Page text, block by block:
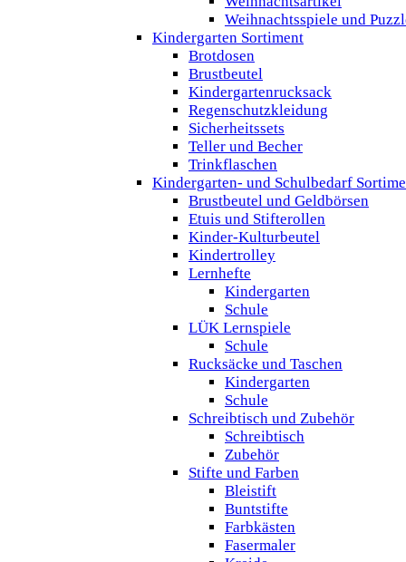
Weihnachtsspiele und
Kindergarten Sortiment
Brotdosen
Brustbeutel
Kindergartenrucksack
Regenschutzkleidung
Sicherheitssets
Teller und Becher
Trinkflaschen
Kindergarten- und Schulbedarf
Brustbeutel und Geldbörsen
Etuis und Stifterollen
Kinder-Kulturbeutel
Kindertrolley
Lernhefte
Kindergarten
Schule
LÜK Lernspiele
Schule
Rucksäcke und Taschen
Kindergarten
Schule
Schreibtisch und Zubehör
Schreibtisch
Zubehör
Stifte und Farben
Bleistift
Buntstifte
Farbkästen
Fasermaler